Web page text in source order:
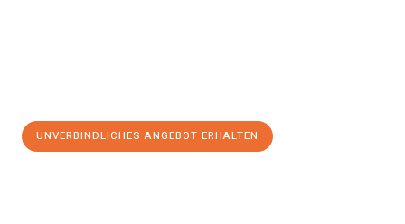
UNVERBINDLICHES ANGEBOT ERHALTEN